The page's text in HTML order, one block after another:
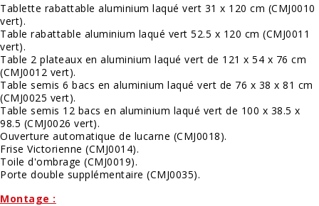
Tablette rabattable aluminium laqué vert 31 x 120 cm (CMJ0010
vert).
Table rabattable aluminium laqué vert 52.5 x 120 cm (CMJ0011
vert).
Table 2 plateaux en aluminium laqué vert de 121 x 54 x 76 cm
(CMJ0012 vert).
Table semis 6 bacs en aluminium laqué vert de 76 x 38 x 81 cm
(CMJ0025 vert).
Table semis 12 bacs en aluminium laqué vert de 100 x 38.5 x
98.5 (CMJ0026 vert).
Ouverture automatique de lucarne (CMJ0018).
Frise Victorienne (CMJ0014).
Toile d'ombrage (CMJ0019).
Porte double supplémentaire (CMJ0035).
Montage :